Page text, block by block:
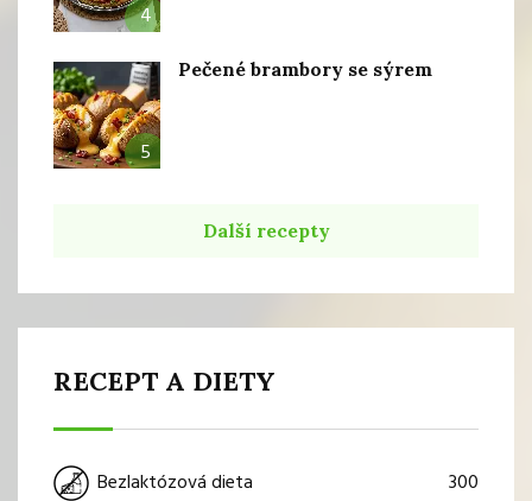
4
5
Pečené brambory se sýrem
Další recepty
RECEPT A DIETY
Bezlaktózová dieta
300